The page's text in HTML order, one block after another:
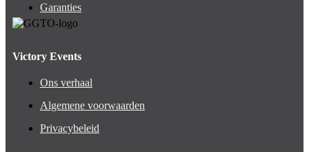
Garanties
Victory Events
Ons verhaal
Algemene voorwaarden
Privacybeleid